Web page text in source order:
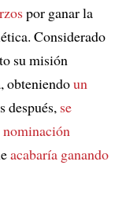
por ganar la
Considerado
su misión
obteniendoun
después, se
nominación
acabaría ganando